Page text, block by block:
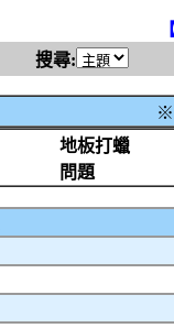
搜尋:
※
地板打蠟
問題